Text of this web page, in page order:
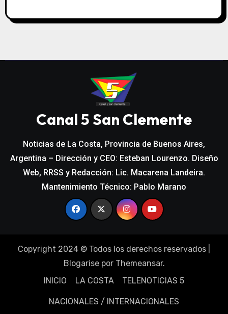
Canal 5 San Clemente
Noticias de La Costa, Provincia de Buenos Aires,
Argentina – Dirección y CEO: Esteban Lourenzo. Diseño
Web, RRSS y Redacción: Lic. Macarena Landeira.
Mantenimiento Técnico: Pablo Marano
Copyright 2024 © Todos los derechos reservados
Blogarisepor Themeansar.
INICIO
LA COSTA TELENOTICIAS 5
NACIONALES / INTERNACIONALES